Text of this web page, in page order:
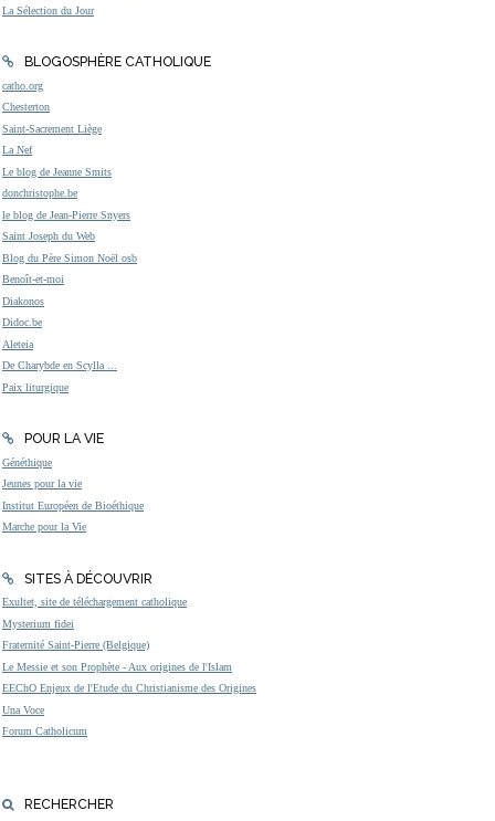
La Sélection du Jour
BLOGOSPHÈRE CATHOLIQUE
catho.org
Chesterton
Saint-Sacrement Liège
La Nef
Le blog de Jeanne Smits
donchristophe.be
le blog de Jean-Pierre Snyers
Saint Joseph du Web
Blog du Père Simon Noël osb
Benoît-et-moi
Diakonos
Didoc.be
Aleteia
De Charybde en Scylla ...
Paix liturgique
POUR LA VIE
Généthique
Jeunes pour la vie
Institut Européen de Bioéthique
Marche pour la Vie
SITES À DÉCOUVRIR
Exultet, site de téléchargement catholique
Mysterium fidei
Fraternité Saint-Pierre (Belgique)
Le Messie et son Prophète - Aux origines de l'Islam
EEChO Enjeux de l'Etude du Christianisme des Origines
Una Voce
Forum Catholicum
RECHERCHER